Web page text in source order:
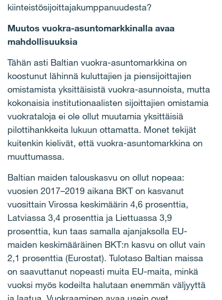
kiinteistösijoittajakumppanuudesta?
Muutos vuokra-asuntomarkkinalla avaa
mahdollisuuksia
Tähän asti Baltian vuokra-asuntomarkkina on
koostunut lähinnä kuluttajien ja piensijoittajien
omistamista yksittäisistä vuokra-asunnoista, mutta
kokonaisia institutionaalisten sijoittajien omistamia
vuokrataloja ei ole ollut muutamia yksittäisiä
pilottihankkeita lukuun ottamatta. Monet tekijät
kuitenkin kielivät, että vuokra-asuntomarkkina on
muuttumassa.
Baltian maiden talouskasvu on ollut nopeaa:
vuosien 2017–2019 aikana BKT on kasvanut
vuosittain Virossa keskimäärin 4,6 prosenttia,
Latviassa 3,4 prosenttia ja Liettuassa 3,9
prosenttia, kun taas samalla ajanjaksolla EU-
maiden keskimääräinen BKT:n kasvu on ollut vain
2,1 prosenttia (Eurostat). Tulotaso Baltian maissa
on saavuttanut nopeasti muita EU-maita, minkä
vuoksi myös kodeilta halutaan enemmän väljyyttä